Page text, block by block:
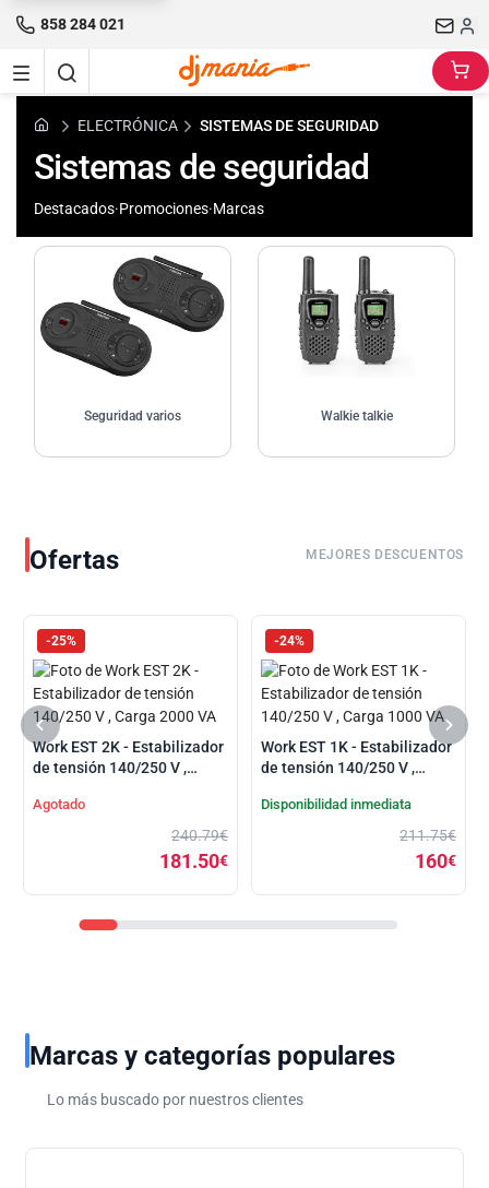
858 284 021
ELECTRÓNICA SISTEMAS DE SEGURIDAD
Sistemas de seguridad
Destacados·Promociones·Marcas
Seguridad varios Walkie talkie
Ofertas MEJORES DESCUENTOS
-25%
Work EST 2K - Estabilizador
de tensión 140/250 V ,
Agotado
240.79€
181.50€
-24%
Work EST 1K - Estabilizador
de tensión 140/250 V ,
Disponibilidad inmediata
211.75€
160€
Marcas y categorías populares
Lo más buscado por nuestros clientes